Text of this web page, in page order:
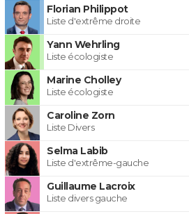
Florian Philippot
Liste d'extrême droite
Yann Wehrling
Liste écologiste
Marine Cholley
Liste écologiste
Caroline Zorn
Liste Divers
Selma Labib
Liste d'extrême-gauche
Guillaume Lacroix
Liste divers gauche